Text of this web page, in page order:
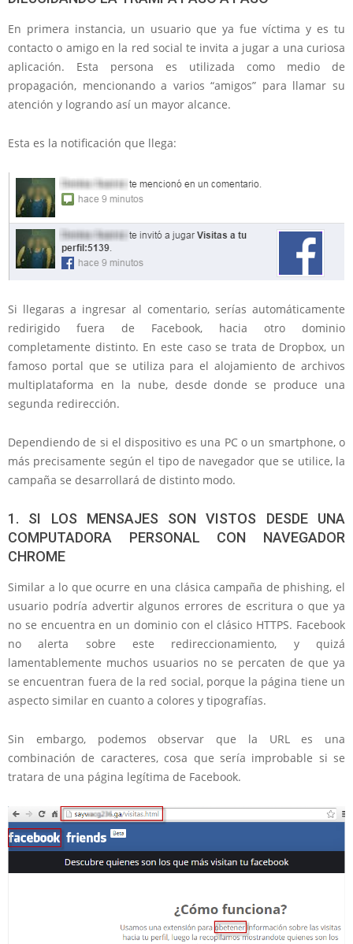
En primera instancia, un usuario que ya fue víctima y es tu
contacto o amigo en la red social te invita a jugar a una curiosa
aplicación. Esta persona es utilizada como medio de
propagación, mencionando a varios “amigos” para llamar su
atención y logrando así un mayor alcance.
Esta es la notificación que llega:
Si llegaras a ingresar al comentario, serías automáticamente
redirigido fuera de Facebook, hacia otro dominio
completamente distinto. En este caso se trata de Dropbox, un
famoso portal que se utiliza para el alojamiento de archivos
multiplataforma en la nube, desde donde se produce una
segunda redirección.
Dependiendo de si el dispositivo es una PC o un smartphone, o
más precisamente según el tipo de navegador que se utilice, la
campaña se desarrollará de distinto modo.
1. SI LOS MENSAJES SON VISTOS DESDE UNA
COMPUTADORA PERSONAL CON NAVEGADOR
CHROME
Similar a lo que ocurre en una clásica campaña de phishing, el
usuario podría advertir algunos errores de escritura o que ya
no se encuentra en un dominio con el clásico HTTPS. Facebook
no alerta sobre este redireccionamiento, y quizá
lamentablemente muchos usuarios no se percaten de que ya
se encuentran fuera de la red social, porque la página tiene un
aspecto similar en cuanto a colores y tipografías.
Sin embargo, podemos observar que la URL es una
combinación de caracteres, cosa que sería improbable si se
tratara de una página legítima de Facebook.